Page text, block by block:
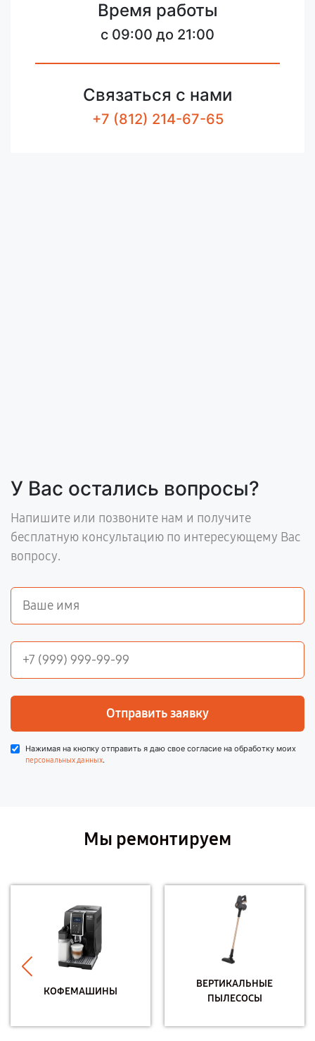
Время работы
c 09:00 до 21:00
Связаться с нами
+7 (812) 214-67-65
У Вас остались вопросы?
Напишите или позвоните нам и получите
бесплатную консультацию по интересующему Вас
вопросу.
Отправить заявку
Нажимая на кнопку отправить я даю свое согласие на обработку моих
персональных данных.
Мы ремонтируем
КОФЕМАШИНЫ
ВЕРТИКАЛЬНЫЕ
ПЫЛЕСОСЫ